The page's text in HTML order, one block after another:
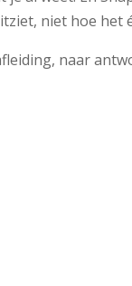
niet hoe het
naar